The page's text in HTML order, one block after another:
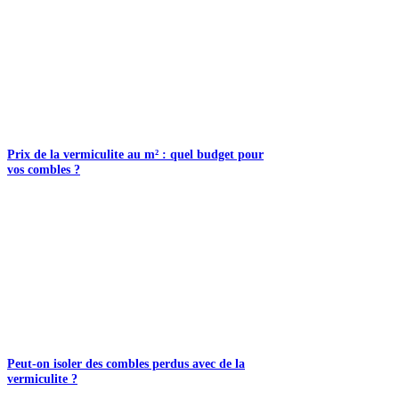
Prix de la vermiculite au m² : quel budget pour
vos combles ?
Peut-on isoler des combles perdus avec de la
vermiculite ?